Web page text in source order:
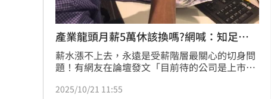
產業龍頭月薪5萬休該換嗎?網喊：知足
吧！
薪水漲不上去，永遠是受薪階層最關心的切身問
題！有網友在論壇發文「目前待的公司是上市櫃
起薪和同產業比算中上，但卻是業界中出了名的
2025/10/21 11:55